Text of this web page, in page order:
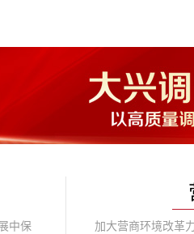
中保
加大营商环境改革